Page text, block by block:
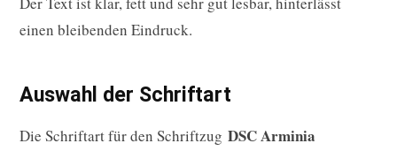
einen bleibenden Eindruck.
Auswahl der Schriftart
Die Schriftart für den Schriftzug DSC Arminia